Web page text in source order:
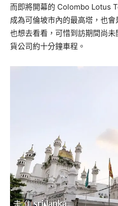
而即將開幕的 Colombo Lotus
成為可倫坡市內的最高塔，也
也想去看看，可惜到訪期間尚
貨公司約十分鐘車程。